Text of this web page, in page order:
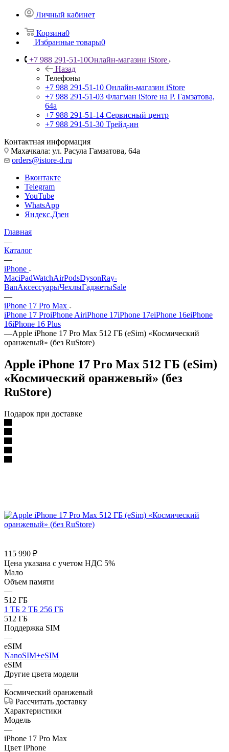
Личный кабинет
Корзина0
Избранные товары0
+7 988 291-51-10Онлайн-магазин iStore
Назад
Телефоны
+7 988 291-51-10 Онлайн-магазин iStore
+7 988 291-51-03 Флагман iStore на Р. Гамзатова,
64а
+7 988 291-51-14 Сервисный центр
+7 988 291-51-30 Трейд-ин
Контактная информация
Махачкала: ул. Расула Гамзатова, 64а
orders@istore-d.ru
Вконтакте
Telegram
YouTube
WhatsApp
Яндекс.Дзен
Главная
—
Каталог
—
iPhone
MaciPadWatchAirPodsDysonRay-
BanАксессуарыЧехлыГаджетыSale
—
iPhone 17 Pro Max
iPhone 17 ProiPhone AiriPhone 17iPhone 17eiPhone 16eiPhone
16iPhone 16 Plus
—Apple iPhone 17 Pro Max 512 ГБ (eSim) «Космический
оранжевый» (без RuStore)
Apple iPhone 17 Pro Max 512 ГБ (eSim)
«Космический оранжевый» (без
RuStore)
Подарок при доставке
115 990 ₽
Цена указана с учетом НДС 5%
Мало
Объем памяти
—
512 ГБ
1 ТБ 2 ТБ 256 ГБ
512 ГБ
Поддержка SIM
—
eSIM
NanoSIM+eSIM
eSIM
Другие цвета модели
—
Космический оранжевый
Рассчитать доставку
Характеристики
Модель
—
iPhone 17 Pro Max
Цвет iPhone